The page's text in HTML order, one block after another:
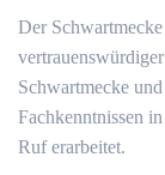
Der
Schwartmecke
Fachkenntnissen
Ruf erarbeitet.​